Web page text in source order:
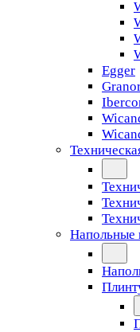
Egger
Напольные